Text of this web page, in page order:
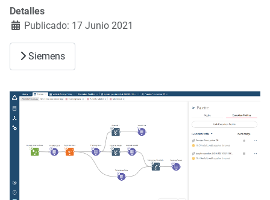
Detalles
Publicado: 17 Junio 2021
Siemens